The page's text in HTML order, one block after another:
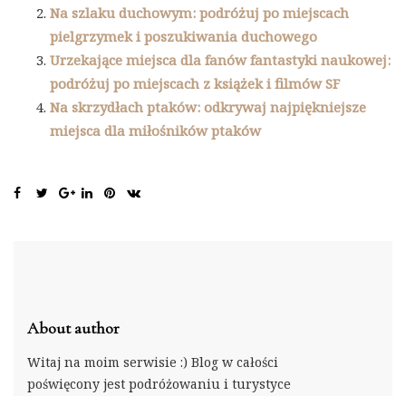
Na szlaku duchowym: podróżuj po miejscach
pielgrzymek i poszukiwania duchowego
Urzekające miejsca dla fanów fantastyki naukowej:
podróżuj po miejscach z książek i filmów SF
Na skrzydłach ptaków: odkrywaj najpiękniejsze
miejsca dla miłośników ptaków
About author
Witaj na moim serwisie :) Blog w całości
poświęcony jest podróżowaniu i turystyce